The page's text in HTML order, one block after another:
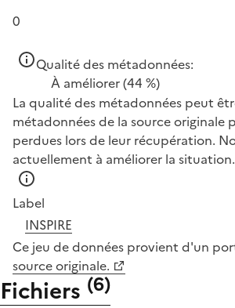
0
Qualité des métadonnées:
À améliorer(44 %)
La qualité des métadonnées peut
métadonnées de la source originale
perdues lors de leur récupération.
actuellement à améliorer la situation.
Label
INSPIRE
Ce jeu de données provient d'un
source originale.
Fichiers (6)